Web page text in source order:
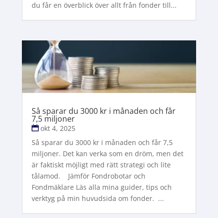
du får en överblick över allt från fonder till...
Så sparar du 3000 kr i månaden och får
7,5 miljoner
okt 4, 2025
Så sparar du 3000 kr i månaden och får 7,5
miljoner. Det kan verka som en dröm, men det
är faktiskt möjligt med rätt strategi och lite
tålamod. Jämför Fondrobotar och
Fondmäklare Läs alla mina guider, tips och
verktyg på min huvudsida om fonder. ...